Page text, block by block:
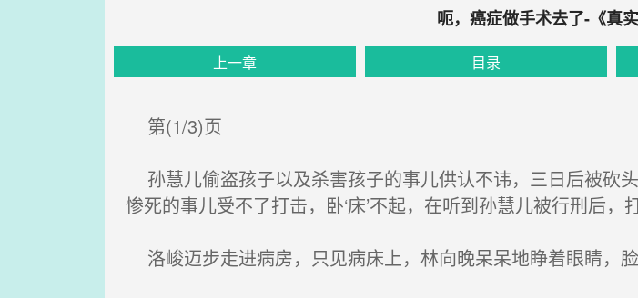
呃，癌症做手术去了-《真
上一章 目录
第(1/3)页
孙慧儿偷盗孩子以及杀害孩子的事儿供认不讳，三日后被砍
惨死的事儿受不了打击，卧‘床’不起，在听到孙慧儿被行刑后，打
洛峻迈步走进病房，只见病床上，林向晚呆呆地睁着眼睛，